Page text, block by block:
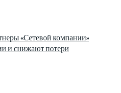
«Сетевой компании»
и снижают потери